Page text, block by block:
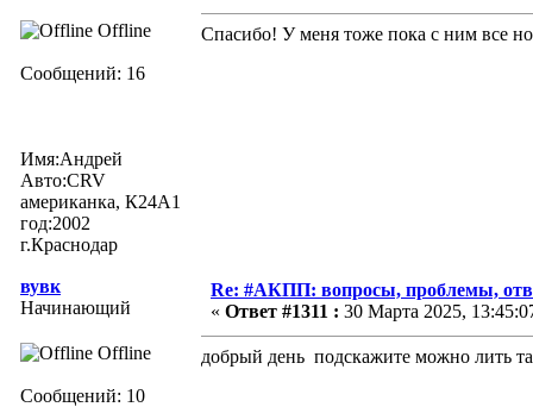
Offline
Сообщений: 16
Имя:Андрей
Авто:CRV
американка, К24А1
год:2002
г.Краснодар
Спасибо! У меня тоже пока с ним все
вувк
Начинающий
Offline
Сообщений: 10
Re: #АКПП: вопросы, проблемы,
« Ответ #1311 : 30 Марта 2025,
добрый день подскажите можно лить